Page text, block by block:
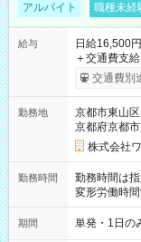
アルバイト 職種未経
給与
日給16,500
＋交通費支給 ★交通費全額支給！ ★日払いOK！（規定あり） ┗
働いたその
交通費別
勤務地
京都市東山区
京都府京都
株式会社
勤務時間
勤務時間は
変形労働時間制 想
00～20：00
期間 単発・1日の